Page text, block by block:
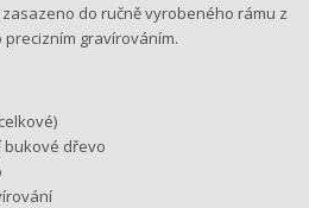
do ručně vyrobeného rámu z
gravírováním.
bukové dřevo